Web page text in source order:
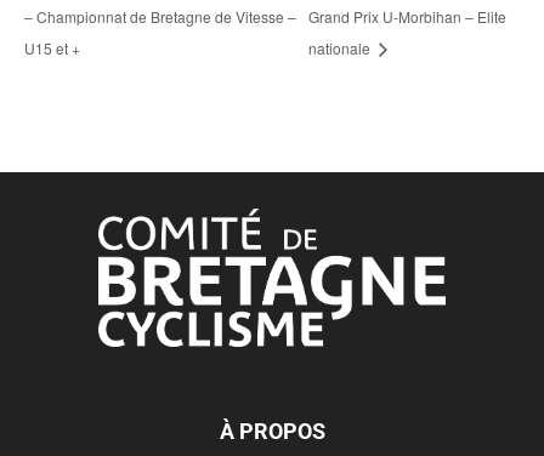
– Championnat de Bretagne de Vitesse –
U15 et +
Grand Prix U-Morbihan – Elite
nationale
À PROPOS